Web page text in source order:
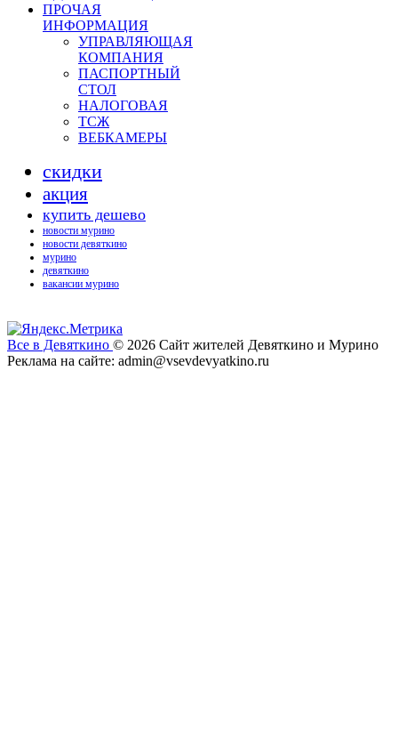
ПРОЧАЯ
ИНФОРМАЦИЯ
УПРАВЛЯЮЩАЯ
КОМПАНИЯ
ПАСПОРТНЫЙ
СТОЛ
НАЛОГОВАЯ
ТСЖ
ВЕБКАМЕРЫ
скидки
акция
купить дешево
новости мурино
новости девяткино
мурино
девяткино
вакансии мурино
Все в Девяткино © 2026 Сайт жителей Девяткино и Мурино
Реклама на сайте: admin@vsevdevyatkino.ru